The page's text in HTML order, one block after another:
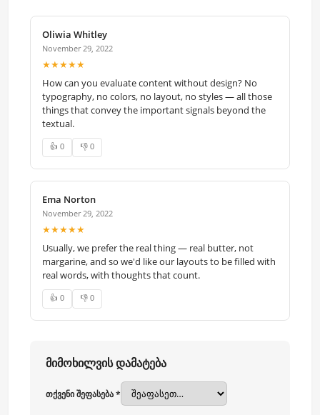
Oliwia Whitley
November 29, 2022
★★★★★
How can you evaluate content without design? No
typography, no colors, no layout, no styles — all those
things that convey the important signals beyond the
textual.
👍 0 👎 0
Ema Norton
November 29, 2022
★★★★★
Usually, we prefer the real thing — real butter, not
margarine, and so we'd like our layouts to be filled with
real words, with thoughts that count.
👍 0 👎 0
მიმოხილვის დამატება
თქვენი შეფასება *